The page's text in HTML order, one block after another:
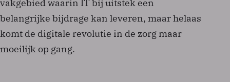
vakgebied waarin IT bij uitstek een
belangrijke bijdrage kan leveren, maar helaas
komt de digitale revolutie in de zorg maar
moeilijk op gang.